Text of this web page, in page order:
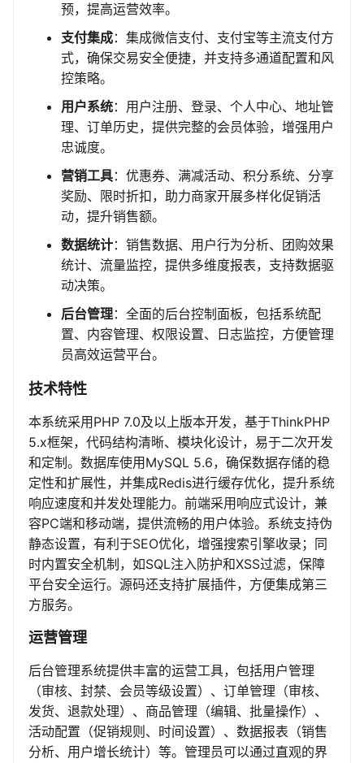
预，提高运营效率。
支付集成：集成微信支付、支付宝等主流支付方
式，确保交易安全便捷，并支持多通道配置和风
控策略。
用户系统：用户注册、登录、个人中心、地址管
理、订单历史，提供完整的会员体验，增强用户
忠诚度。
营销工具：优惠券、满减活动、积分系统、分享
奖励、限时折扣，助力商家开展多样化促销活
动，提升销售额。
数据统计：销售数据、用户行为分析、团购效果
统计、流量监控，提供多维度报表，支持数据驱
动决策。
后台管理：全面的后台控制面板，包括系统配
置、内容管理、权限设置、日志监控，方便管理
员高效运营平台。
技术特性
本系统采用PHP 7.0及以上版本开发，基于ThinkPHP
5.x框架，代码结构清晰、模块化设计，易于二次开发
和定制。数据库使用MySQL 5.6，确保数据存储的稳
定性和扩展性，并集成Redis进行缓存优化，提升系统
响应速度和并发处理能力。前端采用响应式设计，兼
容PC端和移动端，提供流畅的用户体验。系统支持伪
静态设置，有利于SEO优化，增强搜索引擎收录；同
时内置安全机制，如SQL注入防护和XSS过滤，保障
平台安全运行。源码还支持扩展插件，方便集成第三
方服务。
运营管理
后台管理系统提供丰富的运营工具，包括用户管理
（审核、封禁、会员等级设置）、订单管理（审核、
发货、退款处理）、商品管理（编辑、批量操作）、
活动配置（促销规则、时间设置）、数据报表（销售
分析、用户增长统计）等。管理员可以通过直观的界